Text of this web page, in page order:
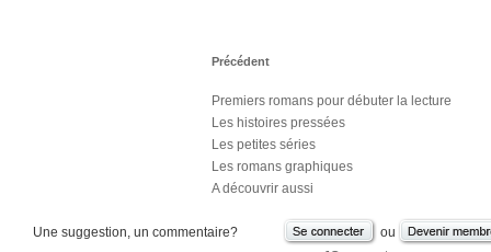
Précédent
Premiers romans pour débuter la lecture
Les histoires pressées
Les petites séries
Les romans graphiques
A découvrir aussi
Une suggestion, un commentaire?
ou